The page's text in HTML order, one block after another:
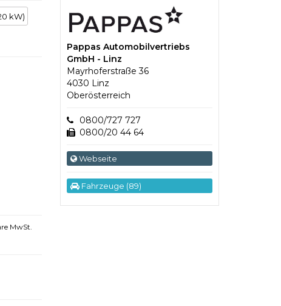
kW)
MwSt.
Pappas Automobilvertriebs
GmbH - Linz
Mayrhoferstraße 36
4030 Linz
Oberösterreich
0800/727 727
0800/20 44 64
Webseite
Fahrzeuge (89)